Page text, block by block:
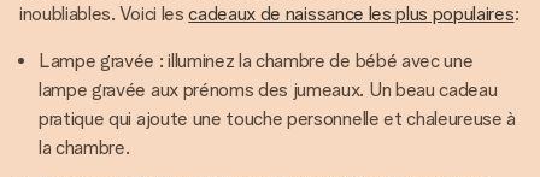
inoubliables. Voici lescadeaux de naissance les plus populaires:
Lampe gravée : illuminez la chambre de bébé avec une
lampe gravée aux prénoms des jumeaux. Un beau cadeau
pratique qui ajoute une touche personnelle et chaleureuse à
la chambre.